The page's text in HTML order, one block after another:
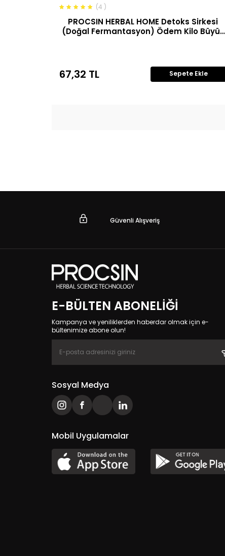
(4 )
PROCSIN HERBAL HOME Detoks Sirkesi
(Doğal Fermantasyon) Ödem Kilo Büyük
67,32 TL Sepete Ekle
Güvenli Alışveriş
E-BÜLTEN ABONELIĞI
Kampanya ve yeniliklerden haberdar olmak için e-
bültenimize abone olun!
Sosyal Medya
Mobil Uygulamalar